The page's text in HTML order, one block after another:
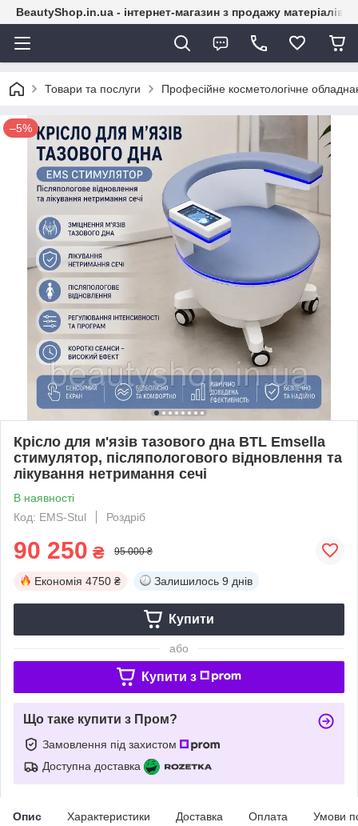
BeautyShop.in.ua - інтернет-магазин з продажу матеріалів
Товари та послуги Професійне косметологічне
–5%
Крісло для м'язів тазового дна BTL Emsella
стимулятор, післяпологового відновлення та
лікування нетримання сечі
В наявності
Код: EMS-Stul
Роздріб
90 250 ₴ 95 000 ₴
Економія 4750 ₴ Залишилось 9 днів
Купити
або
Купити з
Що таке купити з Пром?
Замовлення під захистом
Доступна доставка
Опис Характеристики Доставка Оплата Умови